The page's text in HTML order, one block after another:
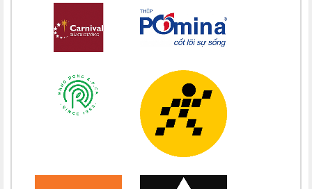
Chúc mừng bổn mạng Maria Đỗ Vy Hạ 15/08
Chúc mừng bổn mạng Maria Nguyễn Thị Trung Thu 15/08
Chúc mừng bổn mạng Maria Nguyễn Ngọc Anh 15/08
Chúc mừng bổn mạng Chị Maria Nguyễn Thị Diệu Phương 15/08
Chúc mừng bổn mạng Chị Maria Nguyễn Thị Bích Thuận 15/08